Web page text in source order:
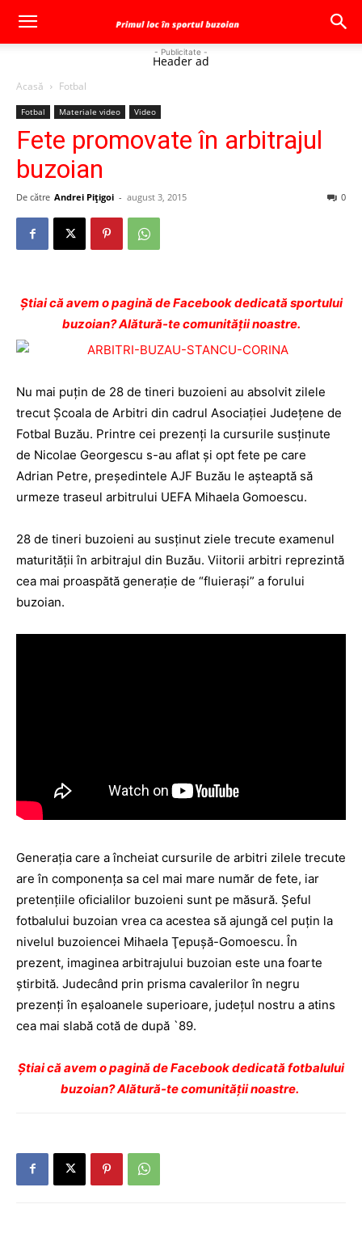
- Publicitate -
Header ad
Acasă Fotbal
Fotbal Materiale video Video
Fete promovate în arbitrajul
buzoian
De către Andrei Pițigoi - august 3, 2015 0
Ştiai că avem o pagină de Facebook dedicată sportului
buzoian? Alătură-te comunității noastre.
Nu mai puţin de 28 de tineri buzoieni au absolvit zilele
trecut Şcoala de Arbitri din cadrul Asociaţiei Judeţene de
Fotbal Buzău. Printre cei prezenţi la cursurile susţinute
de Nicolae Georgescu s-au aflat şi opt fete pe care
Adrian Petre, preşedintele AJF Buzău le aşteaptă să
urmeze traseul arbitrului UEFA Mihaela Gomoescu.
28 de tineri buzoieni au susţinut ziele trecute examenul
maturităţii în arbitrajul din Buzău. Viitorii arbitri reprezintă
cea mai proaspătă generaţie de “fluieraşi” a forului
buzoian.
Generaţia care a încheiat cursurile de arbitri zilele trecute
are în componenţa sa cel mai mare număr de fete, iar
pretenţiile oficialilor buzoieni sunt pe măsură. Şeful
fotbalului buzoian vrea ca acestea să ajungă cel puţin la
nivelul buzoiencei Mihaela Ţepuşă-Gomoescu. În
prezent, imaginea arbitrajului buzoian este una foarte
ştirbită. Judecând prin prisma cavalerilor în negru
prezenţi în eşaloanele superioare, judeţul nostru a atins
cea mai slabă cotă de după `89.
Ştiai că avem o pagină de Facebook dedicată fotbalului
buzoian? Alătură-te comunității noastre.